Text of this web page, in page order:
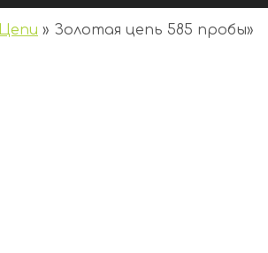
Цепи » Золотая цепь 585 пробы»